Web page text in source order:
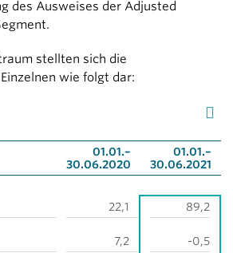
des Ausweises der Adjusted
stellten sich die
wie folgt dar:
01.01.–
30.06.2020
01.01.–
30.06.2021
22,1
89,2
7,2
-0,5